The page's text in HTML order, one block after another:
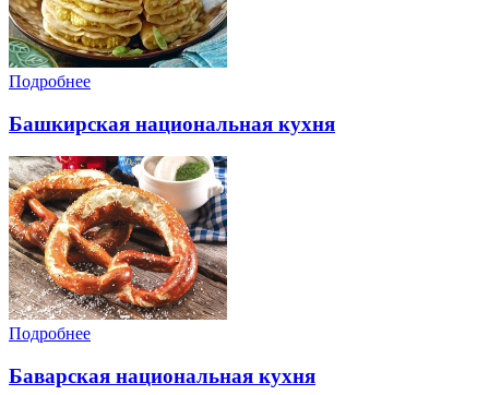
Подробнее
Башкирская национальная кухня
Подробнее
Баварская национальная кухня